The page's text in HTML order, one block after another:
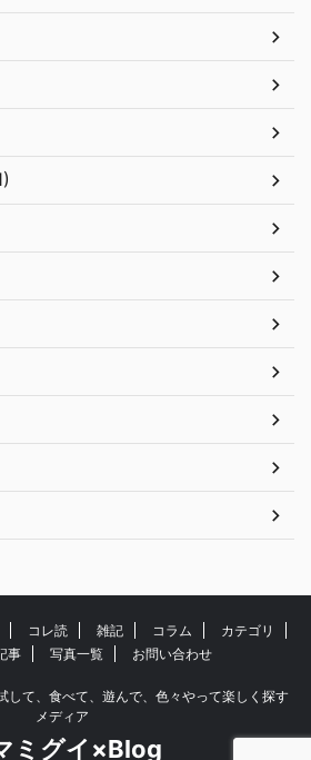
コレ読 雑記 コラム
カテゴリ
事 写真一覧 お問い合わせ
して、食べて、遊んで、色々やって楽しく探す
メディア
ミグイ×Blog